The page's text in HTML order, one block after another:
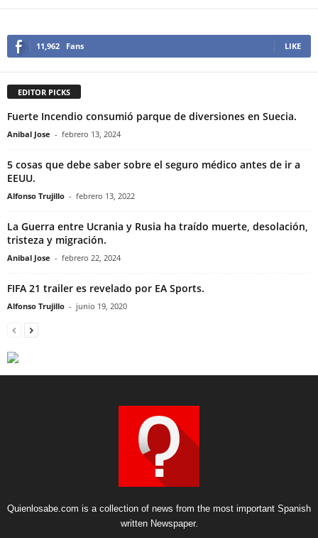
11,962 Fans LIKE
EDITOR PICKS
Fuerte Incendio consumió parque de diversiones en Suecia.
Anibal Jose - febrero 13, 2024
5 cosas que debe saber sobre el seguro médico antes de ir a
EEUU.
Alfonso Trujillo - febrero 13, 2022
La Guerra entre Ucrania y Rusia ha traído muerte, desolación,
tristeza y migración.
Anibal Jose - febrero 22, 2024
FIFA 21 trailer es revelado por EA Sports.
Alfonso Trujillo - junio 19, 2020
Quienlosabe.com is a collection of news from the most important Spanish
written Newspaper.